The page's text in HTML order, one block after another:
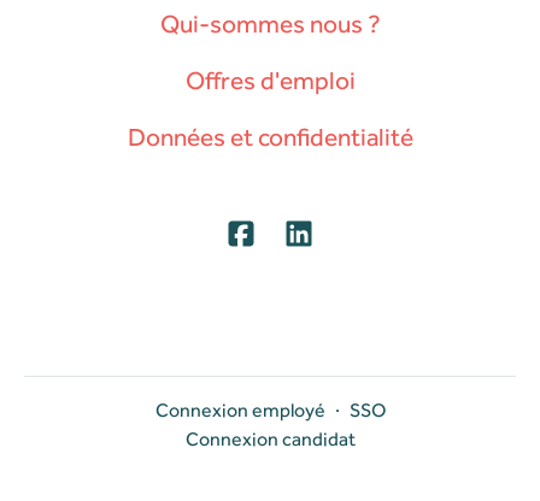
Qui-sommes nous ?
Offres d'emploi
Données et confidentialité
Connexion employé · SSO
Connexion candidat